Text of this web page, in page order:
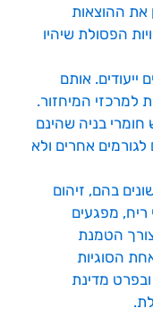
את ההוצאות
הפסולת שיהיו
אותם
למרכזי המיחזור.
חומרי בניה שהינם
אחרים ולא
בהם, זיהום
ריח, מפגעים
הטמנת
הסוגיות
מדינת